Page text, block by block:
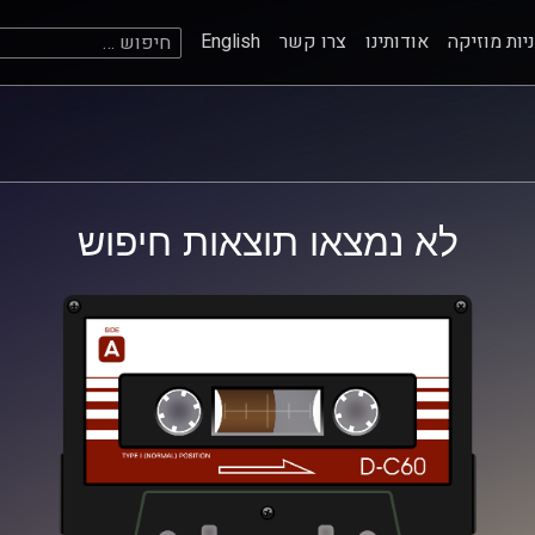
מוזיקה אודותינו צרו קשר English חיפוש:
לא נמצאו תוצאות חיפוש